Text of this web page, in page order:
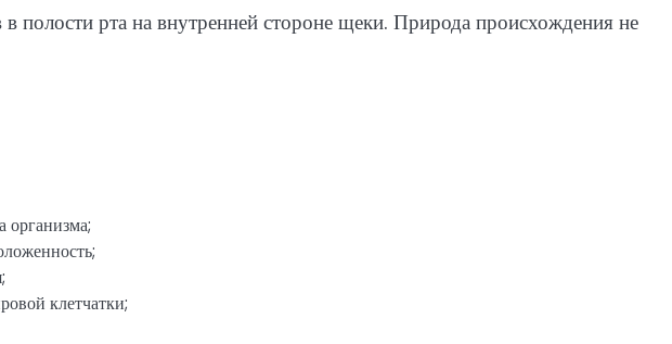
полости рта на внутренней стороне щеки. Природа происхождения не
организма;
клетчатки;